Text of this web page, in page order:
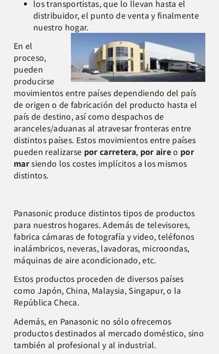
los transportistas, que lo llevan hasta el
distribuidor, el punto de venta y finalmente
nuestro hogar.
En el
proceso,
pueden
producirse
movimientos entre países dependiendo del país
de origen o de fabricación del producto hasta el
país de destino, así como despachos de
aranceles/aduanas al atravesar fronteras entre
distintos países. Estos movimientos entre países
pueden realizarse por carretera, por aireo por
marsiendo los costes implícitos a los mismos
distintos.
Panasonic produce distintos tipos de productos
para nuestros hogares. Además de televisores,
fabrica cámaras de fotografía y video, teléfonos
inalámbricos, neveras, lavadoras, microondas,
máquinas de aire acondicionado, etc.
Estos productos proceden de diversos países
como Japón, China, Malaysia, Singapur, o la
República Checa.
Además, en Panasonic no sólo ofrecemos
productos destinados al mercado doméstico, sino
también al profesional y al industrial.